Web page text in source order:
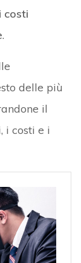
costi
.
delle più
il
i costi e i